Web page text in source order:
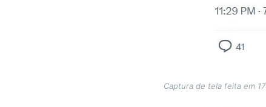
Captura de tela feita em